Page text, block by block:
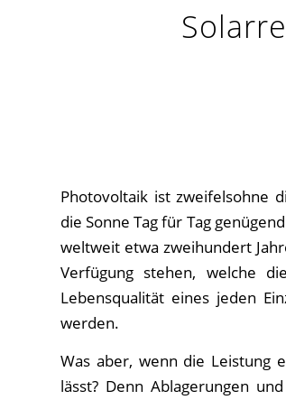
Photovoltaik ist zweifelsohne
die Sonne Tag für Tag
weltweit etwa zweihundert
Verfügung stehen, welche
Lebensqualität eines jeden
werden.
Was aber, wenn die Leistung
lässt? Denn Ablagerungen